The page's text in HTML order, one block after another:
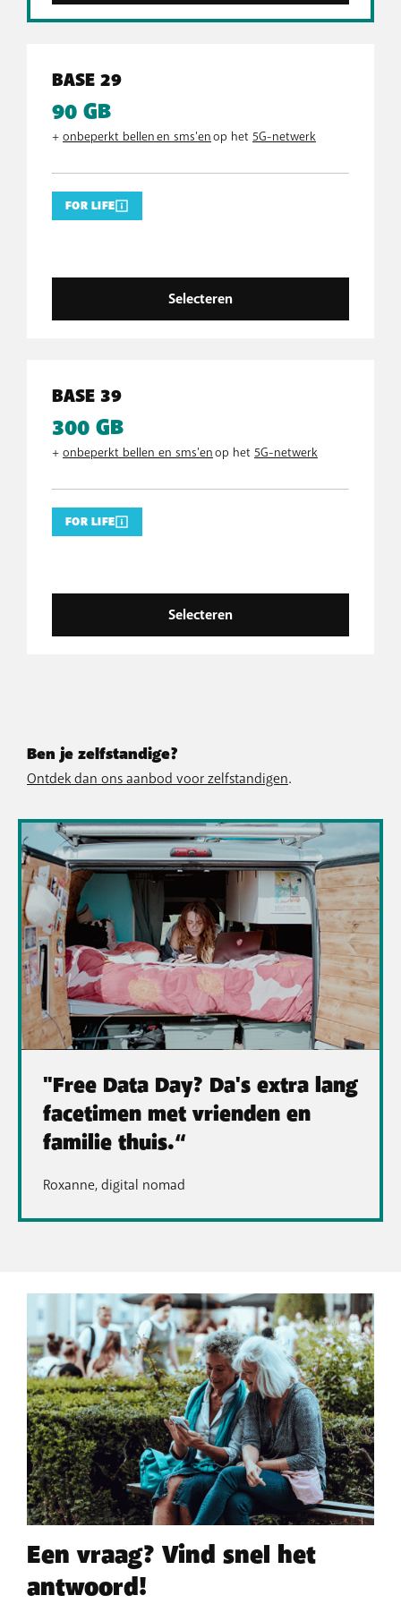
BASE 29
90 GB
+ onbeperkt bellen en sms'enop het 5G-netwerk
FOR LIFE
Selecteren
BASE 39
300 GB
+ onbeperkt bellen en sms'enop het 5G-netwerk
FOR LIFE
Selecteren
Ben je zelfstandige?
Ontdek dan ons aanbod voor zelfstandigen.
"Free Data Day? Da's extra lang
facetimen met vrienden en
familie thuis.“
Roxanne, digital nomad​
Een vraag? Vind snel het
antwoord!